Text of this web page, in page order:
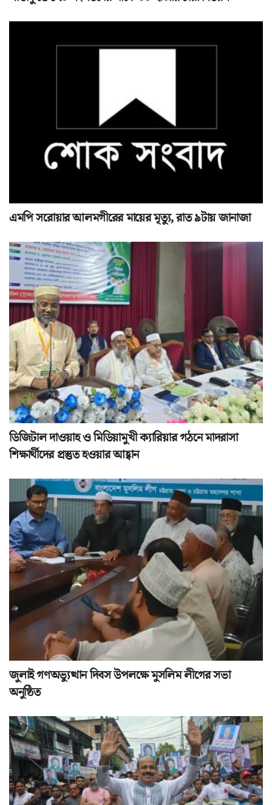
এমপি সরোয়ার আলমগীরের মায়ের মৃত্যু, রাত ৯টায় জানাজা
ডিজিটাল দাওয়াহ ও মিডিয়ামুখী ক্যারিয়ার গঠনে মাদরাসা
শিক্ষার্থীদের প্রস্তুত হওয়ার আহ্বান
জুলাই গণঅভ্যুত্থান দিবস উপলক্ষে মুসলিম লীগের সভা
অনুষ্ঠিত